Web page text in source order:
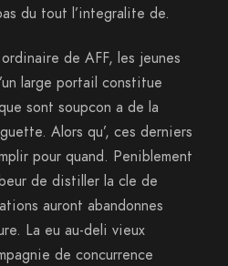
du tout l’integralite de.
de AFF, les jeunes
large portail constitue
sont soupcon a de la
Alors qu’, ces derniers
pour quand. Peniblement
de distiller la cle de
auront abandonnes
La eu au-deli vieux
de concurrence